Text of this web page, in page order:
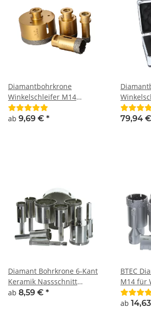
Diamantbohrkrone
Winkelschleifer M14
Aufnahme Fliesen
Feinsteinzeug Premium-
ab 9,69 € *
20, 35,
79,94 €
Diamant Bohrkrone 6-Kant
Keramik Nassschnitt
Fliesenbohrer Glasfliese
ab 8,59 € *
BTEC
M14 für
ab